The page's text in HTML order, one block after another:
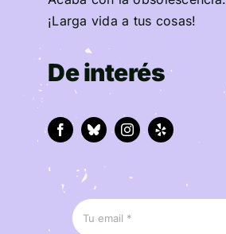
¡Larga vida a tus cosas!
De interés